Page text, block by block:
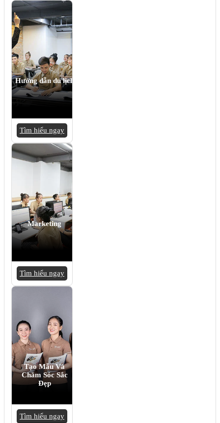
Hướng dẫn du lịch
Tìm hiểu ngay
Marketing
Tìm hiểu ngay
Tạo Mẫu Và
Chăm Sóc Sắc
Đẹp
Tìm hiểu ngay